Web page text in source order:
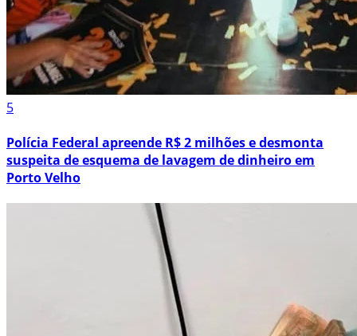
5
Polícia Federal apreende R$ 2 milhões e desmonta
suspeita de esquema de lavagem de dinheiro em
Porto Velho